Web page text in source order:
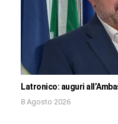
Latronico: auguri
8 Agosto 2026